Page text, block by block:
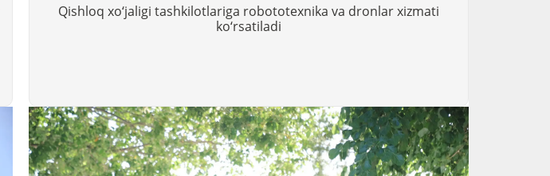
Qishloq xo‘jaligi tashkilotlariga robototexnika va dronlar xizmati
ko‘rsatiladi